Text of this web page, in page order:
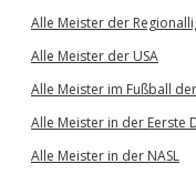
Alle Meister der
Alle Meister der USA
Alle Meister im Fußball
Alle Meister in der Eerste
Alle Meister in der NASL